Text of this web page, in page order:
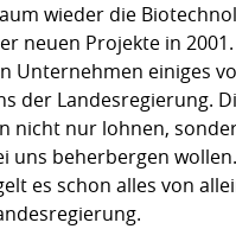
wieder die
neuen Projekte in
einiges
der Landesregierung.
nicht nur lohnen,
beherbergen
es schon alles von